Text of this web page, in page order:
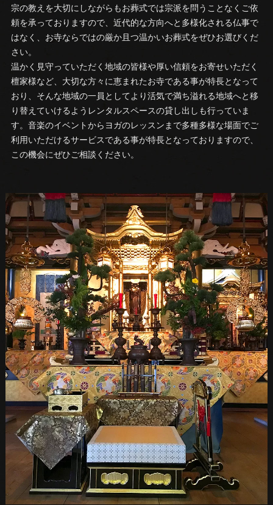
宗の教えを大切にしながらもお葬式では宗派を問うことなくご依
頼を承っておりますので、近代的な方向へと多様化される仏事で
はなく、お寺ならではの厳か且つ温かいお葬式をぜひお選びくだ
さい。
温かく見守っていただく地域の皆様や厚い信頼をお寄せいただく
檀家様など、大切な方々に恵まれたお寺である事が特長となって
おり、そんな地域の一員としてより活気で満ち溢れる地域へと移
り替えていけるようレンタルスペースの貸し出しも行っていま
す。音楽のイベントからヨガのレッスンまで多種多様な場面でご
利用いただけるサービスである事が特長となっておりますので、
この機会にぜひご相談ください。